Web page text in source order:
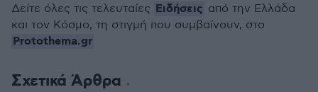
Σχετικά Άρθρα
Δείτε όλες τις τελευταίες Ειδήσεις από την Ελλάδα
και τον Κόσμο, τη στιγμή που συμβαίνουν, στο
Protothema.gr